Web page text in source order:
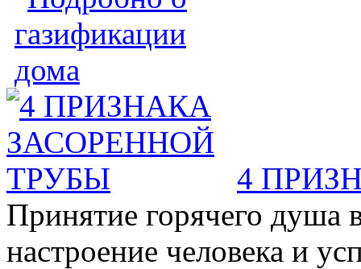
4
Принятие горячего душа
настроение человека и